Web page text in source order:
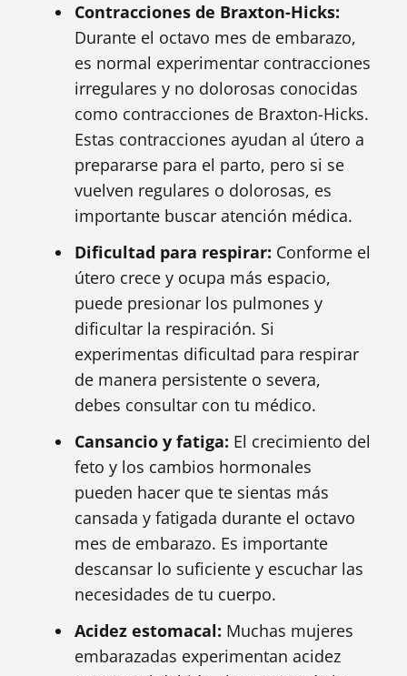
Contracciones de Braxton-Hicks:
Durante el octavo mes de embarazo,
es normal experimentar contracciones
irregulares y no dolorosas conocidas
como contracciones de Braxton-Hicks.
Estas contracciones ayudan al útero a
prepararse para el parto, pero si se
vuelven regulares o dolorosas, es
importante buscar atención médica.
Dificultad para respirar: Conforme el
útero crece y ocupa más espacio,
puede presionar los pulmones y
dificultar la respiración. Si
experimentas dificultad para respirar
de manera persistente o severa,
debes consultar con tu médico.
Cansancio y fatiga: El crecimiento del
feto y los cambios hormonales
pueden hacer que te sientas más
cansada y fatigada durante el octavo
mes de embarazo. Es importante
descansar lo suficiente y escuchar las
necesidades de tu cuerpo.
Acidez estomacal: Muchas mujeres
embarazadas experimentan acidez